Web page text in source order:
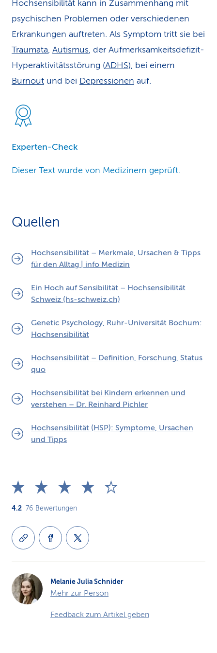
Hochsensibilität kann in Zusammenhang mit
psychischen Problemen oder verschiedenen
Erkrankungen auftreten. Als Symptom tritt sie bei
Traumata, Autismus, der Aufmerksamkeitsdefizit-
Hyperaktivitätsstörung (ADHS), bei einem
Burnout und bei Depressionen auf.
Experten-Check
Dieser Text wurde von Medizinern geprüft.
Quellen
Hochsensibilität – Merkmale, Ursachen & Tipps
für den Alltag | info Medizin
Ein Hoch auf Sensibilität – Hochsensibilität
Schweiz (hs-schweiz.ch)
Genetic Psychology, Ruhr-Universität Bochum:
Hochsensibilität
Hochsensibilität – Definition, Forschung, Status
quo
Hochsensibilität bei Kindern erkennen und
verstehen – Dr. Reinhard Pichler
Hochsensibilität (HSP): Symptome, Ursachen
und Tipps
4.2 76 Bewertungen
Melanie Julia Schnider
Mehr zur Person
Feedback zum Artikel geben